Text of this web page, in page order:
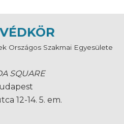
Országos Szakmai Egyesülete
SQUARE
12-14. 5. em.